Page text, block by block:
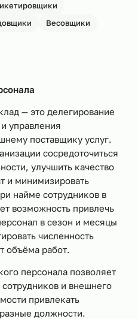
Весовщики
— это делегирование
управления
поставщику услуг.
сосредоточиться
улучшить качество
и минимизировать
найме сотрудников в
возможность привлечь
в сезон и месяцы
численность
объёма работ.
персонала позволяет
и внешнего
привлекать
должности.